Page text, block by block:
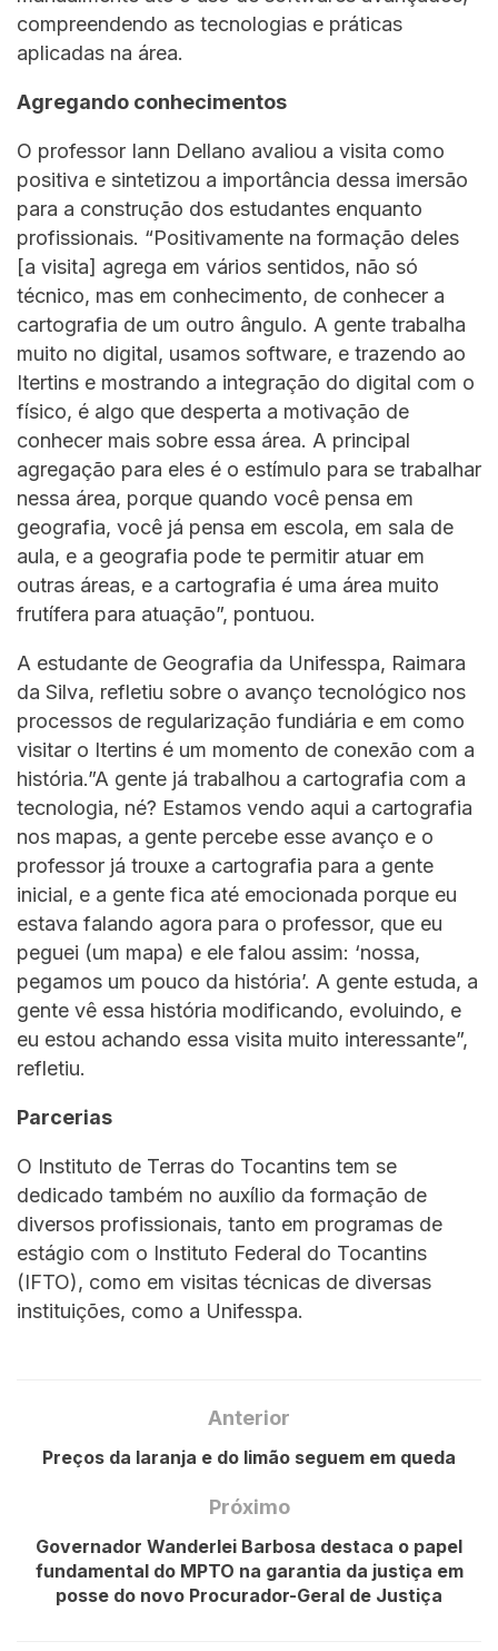
compreendendo as tecnologias e práticas
aplicadas na área.
Agregando conhecimentos
O professor Iann Dellano avaliou a visita como
positiva e sintetizou a importância dessa imersão
para a construção dos estudantes enquanto
profissionais. “Positivamente na formação deles
[a visita] agrega em vários sentidos, não só
técnico, mas em conhecimento, de conhecer a
cartografia de um outro ângulo. A gente trabalha
muito no digital, usamos software, e trazendo ao
Itertins e mostrando a integração do digital com o
físico, é algo que desperta a motivação de
conhecer mais sobre essa área. A principal
agregação para eles é o estímulo para se trabalhar
nessa área, porque quando você pensa em
geografia, você já pensa em escola, em sala de
aula, e a geografia pode te permitir atuar em
outras áreas, e a cartografia é uma área muito
frutífera para atuação”, pontuou.
A estudante de Geografia da Unifesspa, Raimara
da Silva, refletiu sobre o avanço tecnológico nos
processos de regularização fundiária e em como
visitar o Itertins é um momento de conexão com a
história.”A gente já trabalhou a cartografia com a
tecnologia, né? Estamos vendo aqui a cartografia
nos mapas, a gente percebe esse avanço e o
professor já trouxe a cartografia para a gente
inicial, e a gente fica até emocionada porque eu
estava falando agora para o professor, que eu
peguei (um mapa) e ele falou assim: ‘nossa,
pegamos um pouco da história’. A gente estuda, a
gente vê essa história modificando, evoluindo, e
eu estou achando essa visita muito interessante”,
refletiu.
Parcerias
O Instituto de Terras do Tocantins tem se
dedicado também no auxílio da formação de
diversos profissionais, tanto em programas de
estágio com o Instituto Federal do Tocantins
(IFTO), como em visitas técnicas de diversas
instituições, como a Unifesspa.
Anterior
Preços da laranja e do limão seguem em queda
Próximo
Governador Wanderlei Barbosa destaca o papel
fundamental do MPTO na garantia da justiça em
posse do novo Procurador-Geral de Justiça